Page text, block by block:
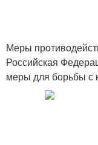
Меры
Российская
меры для борьбы с